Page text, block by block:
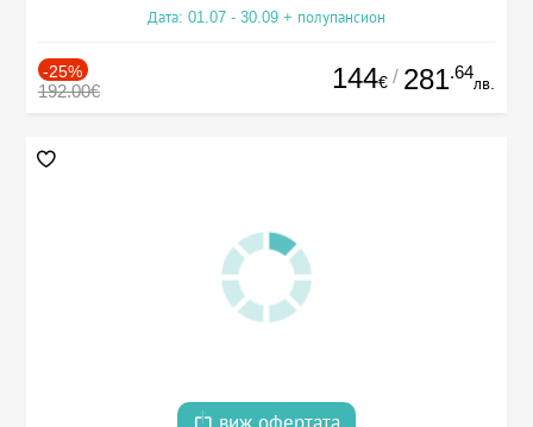
Дата: 01.07 - 30.09 + полупансион
-25%
192.00€ 144€ / 281.64
лв.
виж офертата